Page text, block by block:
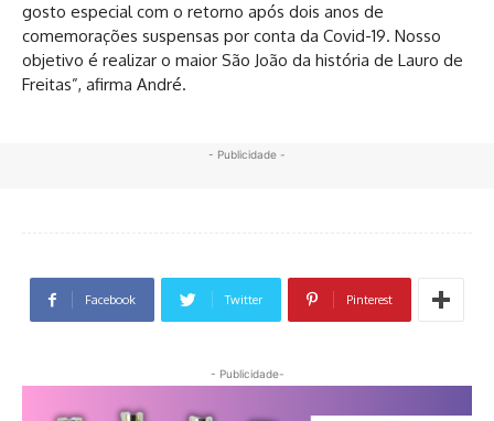
gosto especial com o retorno após dois anos de
comemorações suspensas por conta da Covid-19. Nosso
objetivo é realizar o maior São João da história de Lauro de
Freitas”, afirma André.
- Publicidade -
Facebook Twitter Pinterest
- Publicidade-